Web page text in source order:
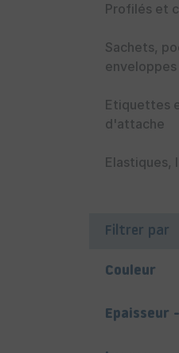
Profilés et
Sachets,
enveloppes
Etiquettes
d'attache
Elastiques,
Filtrer par
Couleur
Epaisseur